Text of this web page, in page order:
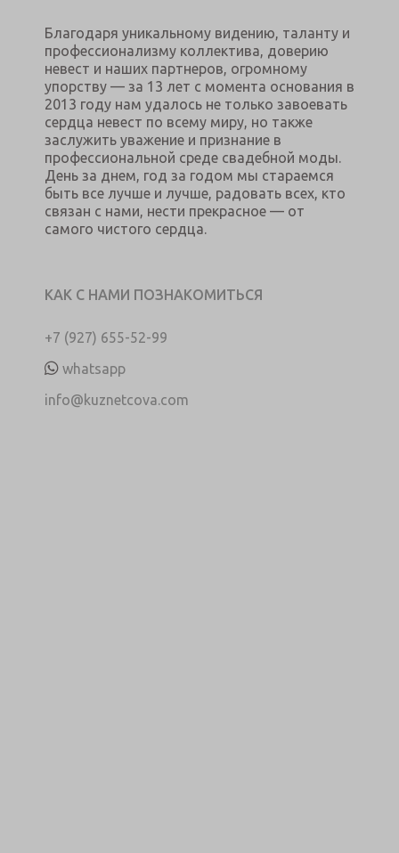
Благодаря уникальному видению, таланту и
профессионализму коллектива, доверию
невест и наших партнеров, огромному
упорству — за 13 лет с момента основания в
2013 году нам удалось не только завоевать
сердца невест по всему миру, но также
заслужить уважение и признание в
профессиональной среде свадебной моды.
День за днем, год за годом мы стараемся
быть все лучше и лучше, радовать всех, кто
связан с нами, нести прекрасное — от
самого чистого сердца.
КАК С НАМИ ПОЗНАКОМИТЬСЯ
+7 (927) 655-52-99
whatsapp
info@kuznetcova.com